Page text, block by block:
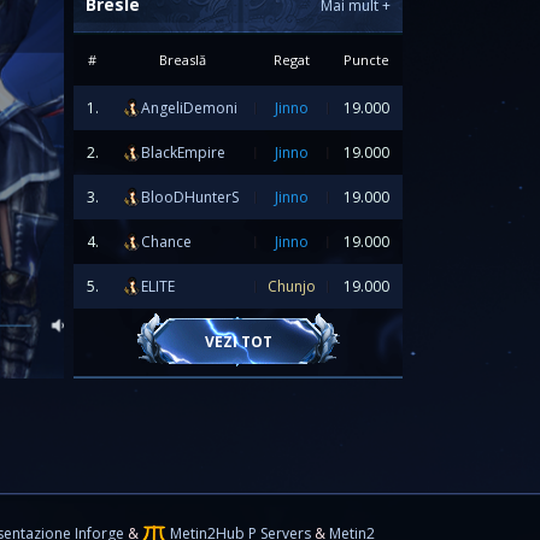
officially go online tomorrow,20.06.2026 at
here:
server-fusion-20-06-2026/']
Mai mult+
# Breaslă Regat Puncte
1. AngeliDemoni Jinno 19.000
2. BlackEmpire Jinno 19.000
3. BlooDHunterS Jinno 19.000
4. Chance Jinno 19.000
5. ELITE Chunjo 19.000
VEZI TOT
Inforge & Metin2Hub P Servers & Metin2